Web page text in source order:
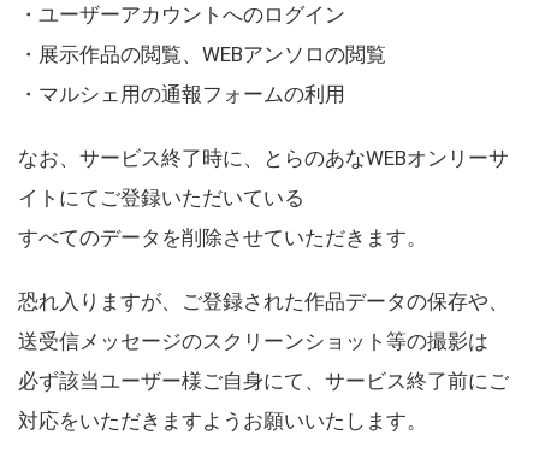
・ユーザーアカウントへのログイン
・展示作品の閲覧、WEBアンソロの閲覧
・マルシェ用の通報フォームの利用
なお、サービス終了時に、とらのあなWEBオンリーサ
イトにてご登録いただいている
すべてのデータを削除させていただきます。
恐れ入りますが、ご登録された作品データの保存や、
送受信メッセージのスクリーンショット等の撮影は
必ず該当ユーザー様ご自身にて、サービス終了前にご
対応をいただきますようお願いいたします。